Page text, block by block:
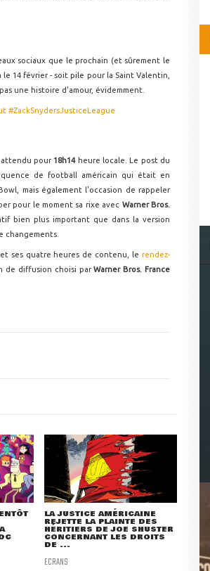
sociaux que le prochain (et sûrement le
le 14 février - soit pile pour la Saint Valentin,
une histoire d'amour, évidemment.
#ZackSnydersJusticeLeague
pour 18h14 heure locale. Le post du
de football américain qui était en
mais également l'occasion de rappeler
pour le moment sa rixe avec Warner Bros.
bien plus important que dans la version
changements.
ses quatre heures de contenu, lerendez-
de diffusion choisi parWarner Bros. France
LA JUSTICE AMÉRICAINE
REJETTE LA PLAINTE DES
HÉRITIERS DE JOE SHUSTER
CONCERNANT LES DROITS
DE ...
ECRANS